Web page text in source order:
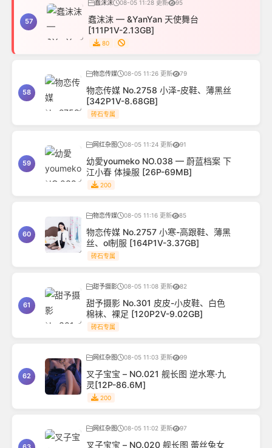
57
蠢沫沫 08-05 11:28 更新 95
蠢沫沫 — &YanYan 天使舞台
[111P1V-2.13GB]
80
58
物恋传媒 08-05 11:26 更新 79
物恋传媒 No.2758 小泽-皮鞋、薄黑丝
[342P1V-8.68GB]
砖石专属
59
网红杂图 08-05 11:24 更新 91
幼愛youmeko NO.038 — 蔚蓝档案 下
江小春 体操服 [26P-69MB]
200
60
物恋传媒 08-05 11:16 更新 85
物恋传媒 No.2757 小寒-高跟鞋、薄黑
丝、ol制服 [164P1V-3.37GB]
砖石专属
61
甜予摄影 08-05 11:08 更新 82
甜予摄影 No.301 皮皮-小皮鞋、白色
棉袜、裸足 [120P2V-9.02GB]
砖石专属
62
网红杂图 08-05 11:03 更新 99
叉子宝宝 – NO.021 舰长图 逆水寒·九
灵[12P-86.6M]
200
网红杂图 08-05 11:02 更新 97
叉子宝宝 – NO.020 舰长图 蕾丝兔女